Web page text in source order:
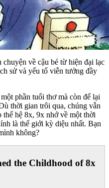
chuyện về cậu bé từ hiện đại lạc
sử và yếu tố viễn tưởng đầy
phần tuổi thơ mà còn để lại
thời gian trôi qua, chúng vẫn
hệ 8x, 9x nhớ về một thời
là thế giới kỳ diệu nhất. Bạn
không?
the Childhood of 8x